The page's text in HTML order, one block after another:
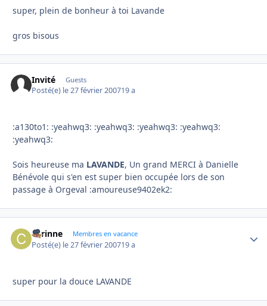
super, plein de bonheur à toi Lavande
gros bisous
Invité Guests
Posté(e) le 27 février 200719 a
:a130to1: :yeahwq3: :yeahwq3: :yeahwq3: :yeahwq3:
:yeahwq3:
Sois heureuse ma LAVANDE, Un grand MERCI à Danielle
Bénévole qui s'en est super bien occupée lors de son
passage à Orgeval :amoureuse9402ek2:
corinne Membres en vacance
Posté(e) le 27 février 200719 a
super pour la douce LAVANDE